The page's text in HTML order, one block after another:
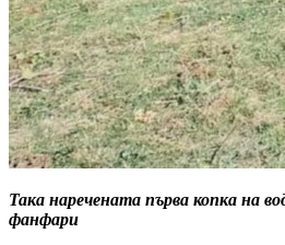
Така наречената първа копка на
фанфари